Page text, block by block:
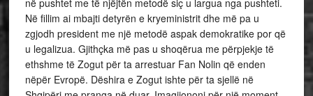
Në fillim ai mbajti detyrën e kryeministrit dhe më pa u
zgjodh president me një metodë aspak demokratike por që
u legalizua. Gjithçka më pas u shoqërua me përpjekje të
ethshme të Zogut për ta arrestuar Fan Nolin që enden
nëpër Evropë. Dëshira e Zogut ishte për ta sjellë në